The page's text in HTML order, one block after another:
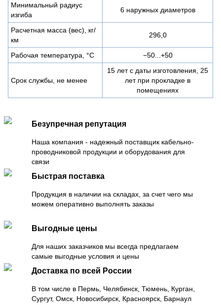
Минимальный радиус
изгиба
6 наружных диаметров
Расчетная масса (вес), кг/
км
296,0
Рабочая температура, °C −50...+50
Срок службы, не менее
15 лет с даты изготовления, 25
лет при прокладке в
помещениях
Безупречная репутация
Наша компания - надежный поставщик кабельно-
проводниковой продукции и оборудования для
связи
Быстрая поставка
Продукция в наличии на складах, за счет чего мы
можем оперативно выполнять заказы
Выгодные цены
Для наших заказчиков мы всегда предлагаем
самые выгодные условия и цены
Доставка по всей России
В том числе в Пермь, Челябинск, Тюмень, Курган,
Сургут, Омск, Новосибирск, Красноярск, Барнаул